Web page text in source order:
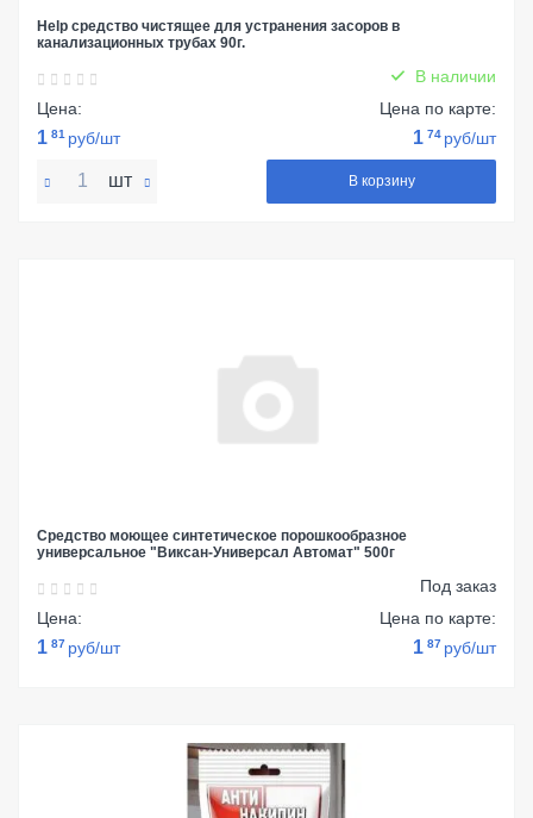
Help средство чистящее для устранения засоров в
канализационных трубах 90г.
В наличии
Цена:
1 81 руб/шт
Цена по карте:
1 74 руб/шт
шт В корзину
Средство моющее синтетическое порошкообразное
универсальное "Виксан-Универсал Автомат" 500г
Под заказ
Цена:
1 87 руб/шт
Цена по карте:
1 87 руб/шт